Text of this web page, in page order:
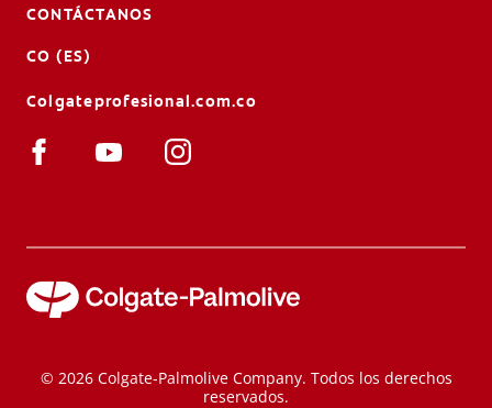
CONTÁCTANOS
CO (ES)
Colgateprofesional.com.co
© 2026 Colgate-Palmolive Company. Todos los derechos
reservados.